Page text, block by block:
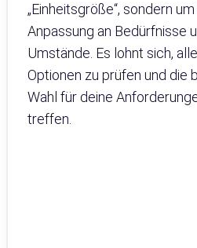
„Einheitsgröße“, sondern
Anpassung an Bedürfnisse
Umstände. Es lohnt sich, alle
Optionen zu prüfen und die
Wahl für deine
treffen.